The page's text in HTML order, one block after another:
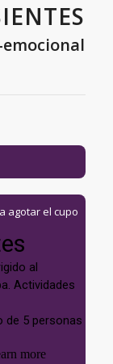
agotar el cupo